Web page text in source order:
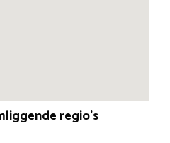
regio’s